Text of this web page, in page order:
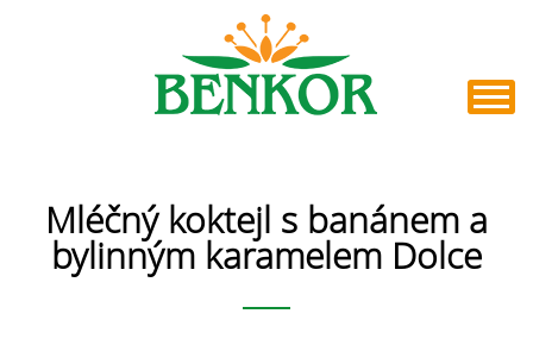
Mléčný koktejl s banánem a
bylinným karamelem Dolce